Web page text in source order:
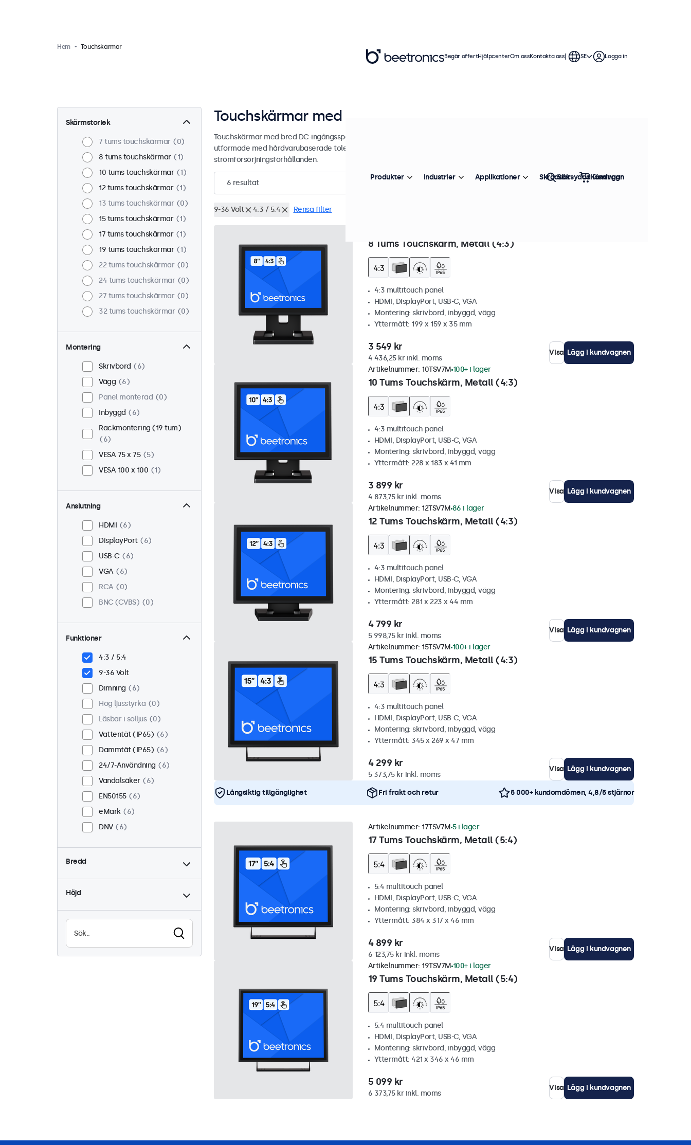
Hem Touchskärmar
Skärmstorlek
7 tums touchskärmar
0
8 tums touchskärmar
1
10 tums touchskärmar
1
12 tums touchskärmar
1
13 tums touchskärmar
0
15 tums touchskärmar
1
17 tums touchskärmar
1
19 tums touchskärmar
1
22 tums touchskärmar
0
24 tums touchskärmar
0
27 tums touchskärmar
0
32 tums touchskärmar
0
Montering
Skrivbord
6
Vägg
6
Panel monterad
0
Inbyggd
6
Rackmontering (19 tum)
6
VESA 75 x 75
5
VESA 100 x 100
1
Anslutning
HDMI
6
DisplayPort
6
USB-C
6
VGA
6
RCA
0
BNC (CVBS)
0
Funktioner
4:3 / 5:4
9-36 Volt
Dimning
6
Hög ljusstyrka
0
Läsbar i solljus
0
Vattentät (IP65)
6
Dammtät (IP65)
6
24/7-Användning
6
Vandalsäker
6
EN50155
6
eMark
6
DNV
6
Bredd
Höjd
Touchskärmar med bred DC-ingångsspänning
Touchskärmar med bred DC-ingångsspänning för professionell integration. Dessa touchskärmar är
utformade med hårdvarubaserade toleranser för varierande eller batteribaserade
strömförsörjningsförhållanden.
6 resultat Sortera efter Toppsäljare
9-36 Volt 4:3 / 5:4 Rensa filter
8 Tums Touchskärm, Metall (4:3)
4:3 multitouch panel
HDMI, DisplayPort, USB-C, VGA
Montering: skrivbord, inbyggd, vägg
Yttermått: 199 x 159 x 35 mm
3 549 kr
4 436,25 kr inkl. moms
Visa Lägg i kundvagnen
10 Tums Touchskärm, Metall (4:3)
Artikelnummer: 10TSV7M 100+ i lager
4:3 multitouch panel
HDMI, DisplayPort, USB-C, VGA
Montering: skrivbord, inbyggd, vägg
Yttermått: 228 x 183 x 41 mm
3 899 kr
4 873,75 kr inkl. moms
Visa Lägg i kundvagnen
12 Tums Touchskärm, Metall (4:3)
Artikelnummer: 12TSV7M 86 i lager
4:3 multitouch panel
HDMI, DisplayPort, USB-C, VGA
Montering: skrivbord, inbyggd, vägg
Yttermått: 281 x 223 x 44 mm
4 799 kr
5 998,75 kr inkl. moms
Visa Lägg i kundvagnen
15 Tums Touchskärm, Metall (4:3)
Artikelnummer: 15TSV7M 100+ i lager
4:3 multitouch panel
HDMI, DisplayPort, USB-C, VGA
Montering: skrivbord, inbyggd, vägg
Yttermått: 345 x 269 x 47 mm
4 299 kr
5 373,75 kr inkl. moms
Visa Lägg i kundvagnen
Långsiktig tillgänglighet Fri frakt och retur 5 000+ kundomdömen, 4,8/5 stjärnor
17 Tums Touchskärm, Metall (5:4)
Artikelnummer: 17TSV7M 5 i lager
5:4 multitouch panel
HDMI, DisplayPort, USB-C, VGA
Montering: skrivbord, inbyggd, vägg
Yttermått: 384 x 317 x 46 mm
4 899 kr
6 123,75 kr inkl. moms
Visa Lägg i kundvagnen
19 Tums Touchskärm, Metall (5:4)
Artikelnummer: 19TSV7M 100+ i lager
5:4 multitouch panel
HDMI, DisplayPort, USB-C, VGA
Montering: skrivbord, inbyggd, vägg
Yttermått: 421 x 346 x 46 mm
5 099 kr
6 373,75 kr inkl. moms
Visa Lägg i kundvagnen
Begär offertHjälpcenterOm ossKontakta oss SE Logga in
Produkter Industrier Applikationer Skräddarsydda lösningar
Sök Kundvagn